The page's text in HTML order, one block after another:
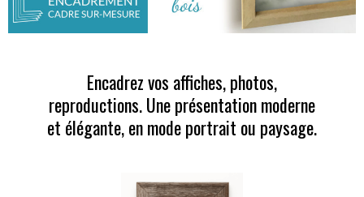
Encadrez vos affiches, photos,
reproductions. Une présentation moderne
et élégante, en mode portrait ou paysage.